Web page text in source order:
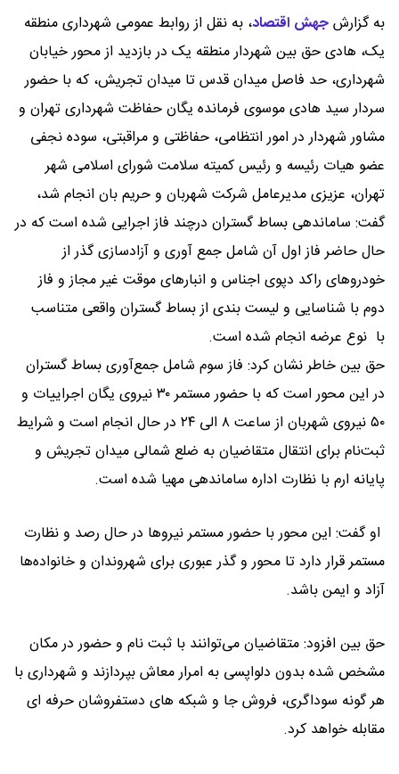
به گزارشجهش اقتصاد، به نقل از روابط عمومی شهرداری منطقه
یک، هادی حق بین شهردار منطقه یک در بازدید از محور خیابان
شهرداری، حد فاصل میدان قدس تا میدان تجریش، که با حضور
سردار سید هادی موسوی فرمانده یگان حفاظت شهرداری تهران و
مشاور شهردار در امور انتظامی، حفاظتی و مراقبتی، سوده نجفی
عضو هیات رئیسه و رئیس کمیته سلامت شورای اسلامی شهر
تهران، عزیزی مدیرعامل شرکت شهربان و حریم بان انجام شد،
گفت: ساماندهی بساط گستران درچند فاز اجرایی شده است که در
حال حاضر فاز اول آن شامل جمع آوری و آزادسازی گذر از
خودروهای راکد دپوی اجناس و انبارهای موقت غیر مجاز و فاز
دوم با شناسایی و لیست بندی از بساط گستران واقعی متناسب
با نوع عرضه انجام شده است.
حق بین خاطر نشان کرد: فاز سوم شامل جمع‌آوری بساط گستران
در این محور است که با حضور مستمر ۳۰ نیروی یگان اجراییات و
۵۰ نیروی شهربان از ساعت ۸ الی ۲۴ در حال انجام است و شرایط
ثبت‌نام برای انتقال متقاضیان به ضلع شمالی میدان تجریش و
پایانه ارم با نظارت اداره ساماندهی مهیا شده است.
او گفت: این محور با حضور مستمر نیروها در حال رصد و نظارت
مستمر قرار دارد تا محور و گذر عبوری برای شهروندان و خانواده‌ها
آزاد و ایمن باشد.
حق بین افزود: متقاضیان می‌توانند با ثبت نام و حضور در مکان
مشخص شده بدون دلواپسی به امرار معاش بپردازند و شهرداری با
هر گونه سوداگری، فروش جا و شبکه های دستفروشان حرفه ای
مقابله خواهد کرد.